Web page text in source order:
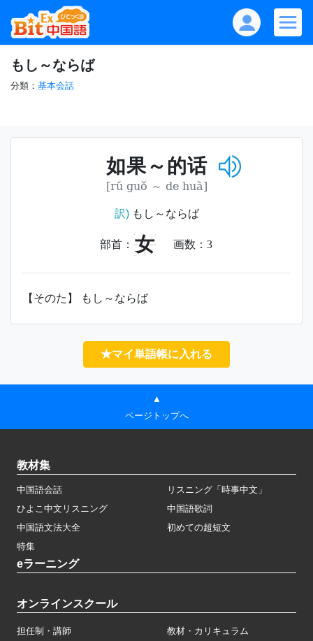
もし～ならば
分類： 基本会話
如果～的话
[rú guǒ ～ de huà]
訳)もし～ならば
部首： 女 画数： 3
【そのた】 もし～ならば
★マイ単語帳に入れる
▲
ページトップへ
教材集
中国語会話
リスニング「時事中文」
ひよこ中文リスニング
中国語歌詞
中国語文法大全
初めての超短文
特集
eラーニング
オンラインスクール
担任制・講師 教材・カリキュラム